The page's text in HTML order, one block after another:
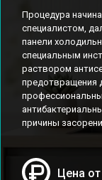
Процедура
специалистом,
панели
специальным
раствором
предотвращения
причины
Цена от